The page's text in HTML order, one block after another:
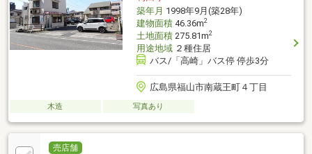
築年月 1998年9月(築28年)
建物面積46.36m2
土地面積275.81m2
用途地域２種住居
バス/「高崎」バス停 停歩3分
広島県福山市南蔵王町４丁目
木造 写真あり
売店舗